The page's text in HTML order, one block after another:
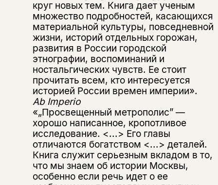
круг новых тем. Книга дает ученым
множество подробностей, касающихся
материальной культуры, повседневной
жизни, историй отдельных горожан,
развития в России городской
этнографии, воспоминаний и
ностальгических чувств. Ее стоит
прочитать всем, кто интересуется
историей России времен империи».
Ab Imperio
«„Просвещенный метрополис” —
хорошо написанное, кропотливое
исследование. <...> Его главы
отличаются богатством <...> деталей.
Книга служит серьезным вкладом в то,
что мы знаем об истории Москвы,
особенно если речь идет о ее
Подписка на рассылку
Раз в неделю мы отправляем рассылку
о книгах и событиях «НЛО».
За подписку дарим промокод на
скидку 15%
Этой книги временно
нет в продаже.
Вы можете подписаться на
уведомления, и при поступлении книги
на склад получить письмо на указанный
электронный адрес.
Эта книга